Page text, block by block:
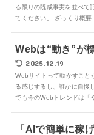
る限りの既成事実を並べて
てください。 ざっくり概要
Webは“動き”が
2025.12.19
Webサイトって動かすこと
る感じするし、誰かに自慢
でも今のWebトレンドは「
「AIで簡単に稼